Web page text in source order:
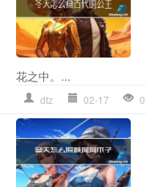
花之中。...
dtz 02-17 0